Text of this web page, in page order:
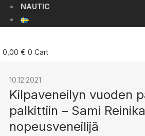
NAUTIC
0,00 € 0 Cart
10.12.2021
Kilpaveneilyn vuoden
palkittiin – Sami
nopeusveneilijä